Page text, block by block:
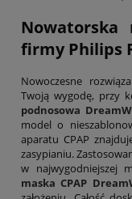
Nowatorska
firmy Philips
Nowoczesne
Twoją wygodę, przy
podnosowa
model o
aparatu CPAP
zasypianiu.
w najwygodniejszej
maska CPAP